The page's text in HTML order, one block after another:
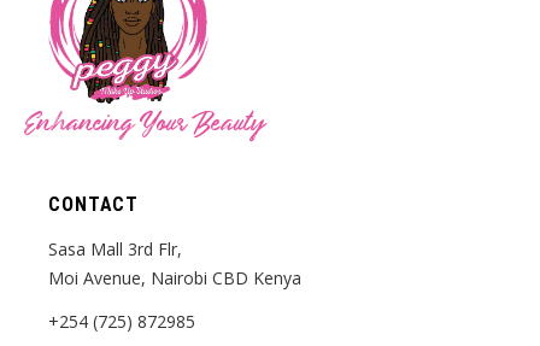
Enhancing Your Beauty
CONTACT
Sasa Mall 3rd Flr,
Moi Avenue, Nairobi CBD Kenya
+254 (725) 872985